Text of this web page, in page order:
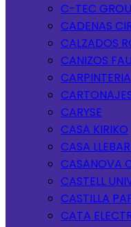
C-TEC
CADENAS
CALZADOS
CANIZOS
CARYSE
CASA KIRIKO
CASA
CASANOVA
CASTELL
CASTILLA
CATA